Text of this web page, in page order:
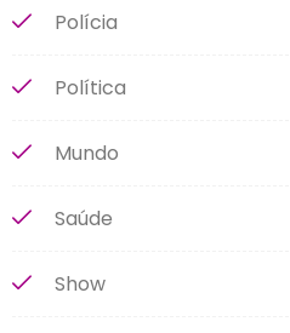
Polícia
Política
Mundo
Saúde
Show